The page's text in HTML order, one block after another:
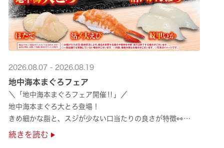
2026.08.07 - 2026.08.19
地中海本まぐろフェア
＼「地中海本まぐろフェア開催‼」／
地中海本まぐろ大とろ登場！
きめ細かな脂と、スジが少ない口当たりの良さが特徴👀
さらに、鹿児島で育った高級魚【鹿児島県産活〆かんぱち】など
続きを読む